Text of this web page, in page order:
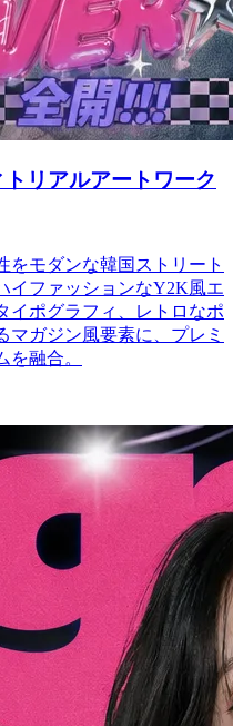
リアルアートワーク
をモダンな韓国ストリート
イファッションなY2K風エ
イポグラフィ、レトロなポ
マガジン風要素に、プレミ
融合。